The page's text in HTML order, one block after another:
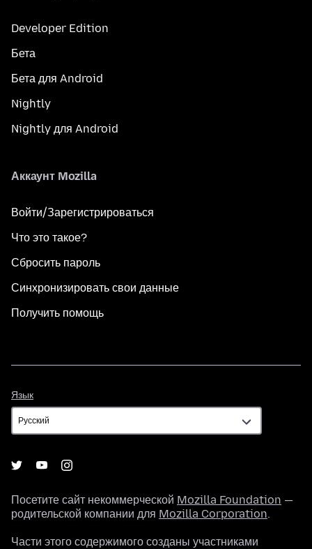
Developer Edition
Бета
Бета для Android
Nightly
Nightly для Android
Аккаунт Mozilla
Войти/Зарегистрироваться
Что это такое?
Сбросить пароль
Синхронизировать свои данные
Получить помощь
Язык
Посетите сайт некоммерческой Mozilla Foundation —
родительской компании для Mozilla Corporation.
Части этого содержимого созданы участниками